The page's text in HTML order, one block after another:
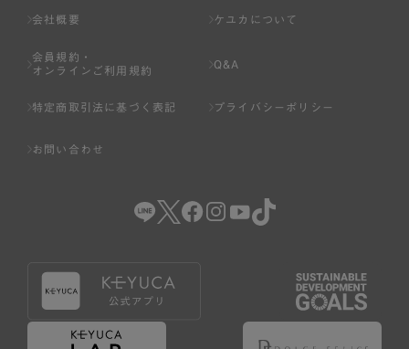
会社概要 ケユカについて
会員規約・
オンラインご利用規約
Q&A
特定商取引法に基づく表記 プライバシーポリシー
お問い合わせ